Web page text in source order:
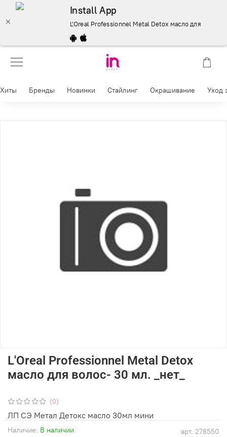
Install App
L'Oreal Professionnel Metal Detox масло для волос-
Хиты Бренды Новинки Стайлинг Окрашивание Уход
(0)
арт. 278550
Наличие: В наличии
L'Oreal Professionnel Metal Detox
масло для волос- 30 мл. _нет_
ЛП СЭ Метал Детокс масло 30мл мини